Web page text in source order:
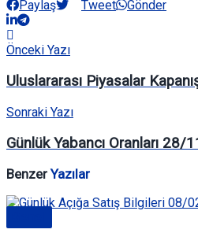
Paylaş Tweet Gönder
Önceki Yazı
Uluslararası Piyasalar
Sonraki Yazı
Günlük Yabancı Oranları 28/
BenzerYazılar